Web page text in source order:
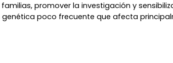
promover la investigación y
genética poco frecuente que afecta